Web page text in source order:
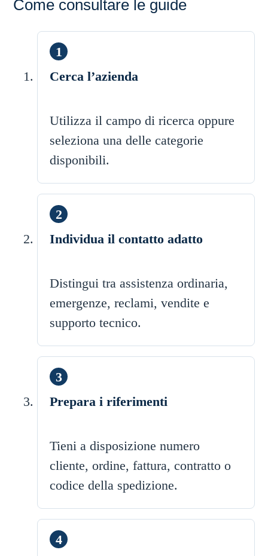
Come consultare le guide
Cerca l’azienda
Utilizza il campo di ricerca oppure
seleziona una delle categorie
disponibili.
Individua il contatto adatto
Distingui tra assistenza ordinaria,
emergenze, reclami, vendite e
supporto tecnico.
Prepara i riferimenti
Tieni a disposizione numero
cliente, ordine, fattura, contratto o
codice della spedizione.